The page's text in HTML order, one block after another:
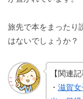
旅先で本をまったり
はないでしょうか？
【関連記
・ 滋賀